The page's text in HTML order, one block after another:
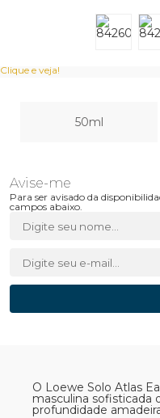
Clique e veja!
50ml
Para ser avisado da
campos abaixo.
O Loewe Solo Atlas
masculina sofisticada
profundidade